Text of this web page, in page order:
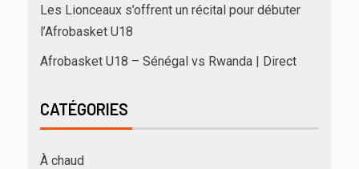
Les Lionceaux s’offrent un récital pour débuter
l’Afrobasket U18
Afrobasket U18 – Sénégal vs Rwanda | Direct
CATÉGORIES
À chaud